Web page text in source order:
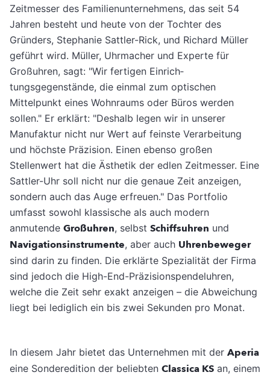
Zeitmesser des Familienunternehmens, das seit 54
Jahren be­steht und heute von der Tochter des
Gründers, Stephanie Sattler-Rick, und Richard Müller
geführt wird. Müller, Uhrmacher und Experte für
Großuhren, sagt: "Wir fertigen Einrich­
tungsgegenstände, die einmal zum optischen
Mittelpunkt eines Wohnraums oder Büros werden
sollen." Er erklärt: "Deshalb legen wir in unserer
Manufaktur nicht nur Wert auf feinste Verarbeitung
und höchste Präzision. Einen ebenso großen
Stellenwert hat die Äs­thetik der edlen Zeitmesser. Eine
Sattler-Uhr soll nicht nur die genaue Zeit anzeigen,
son­dern auch das Auge erfreuen." Das Portfolio
umfasst sowohl klassische als auch modern
anmutende Großuhren, selbst Schiffsuhren und
Navigationsinstrumente, aber auch Uh­renbeweger
sind darin zu finden. Die erklärte Spezialität der Firma
sind jedoch die High-­End-Präzisionspendeluhren,
welche die Zeit sehr exakt anzeigen – die Abweichung
liegt bei lediglich ein bis zwei Sekunden pro Monat.
In diesem Jahr bietet das Unternehmen mit der Aperia
eine Sonderedition der belieb­ten Classica KS an, einem